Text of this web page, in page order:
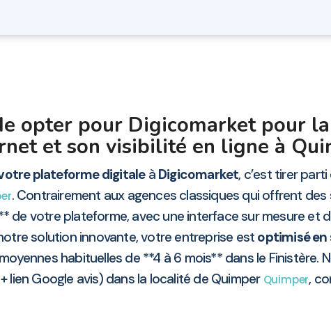
opter pour Digicomarket pour
et son visibilité en ligne à
plateforme digitaleà Digicomarket, c’est tirer parti
. Contrairement aux agences classiques qui offrent
de votre plateforme, avec une interface sur mesure et
solution innovante, votre entreprise est optimisé en
habituelles de **4 à 6 mois** dans le Finistère.
lien Google avis) dans la localité de Quimper Quimper,